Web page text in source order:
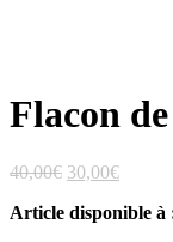
Flacon
40,00€ Le
initial
30,00€Le
actuel
Article disponible à